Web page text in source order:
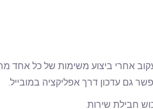
אחרי ביצוע משימות של כל אחד
גם עדכון דרך אפליקציה במובייל.